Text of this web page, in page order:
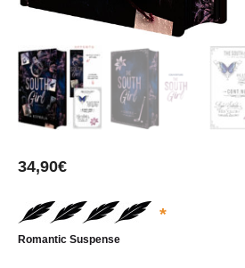
34,90€
*
Romantic Suspense